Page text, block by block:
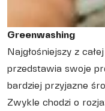
Greenwashing
Najgłośniejszy z
przedstawia swoje
bardziej przyjazne
Zwykle chodzi o